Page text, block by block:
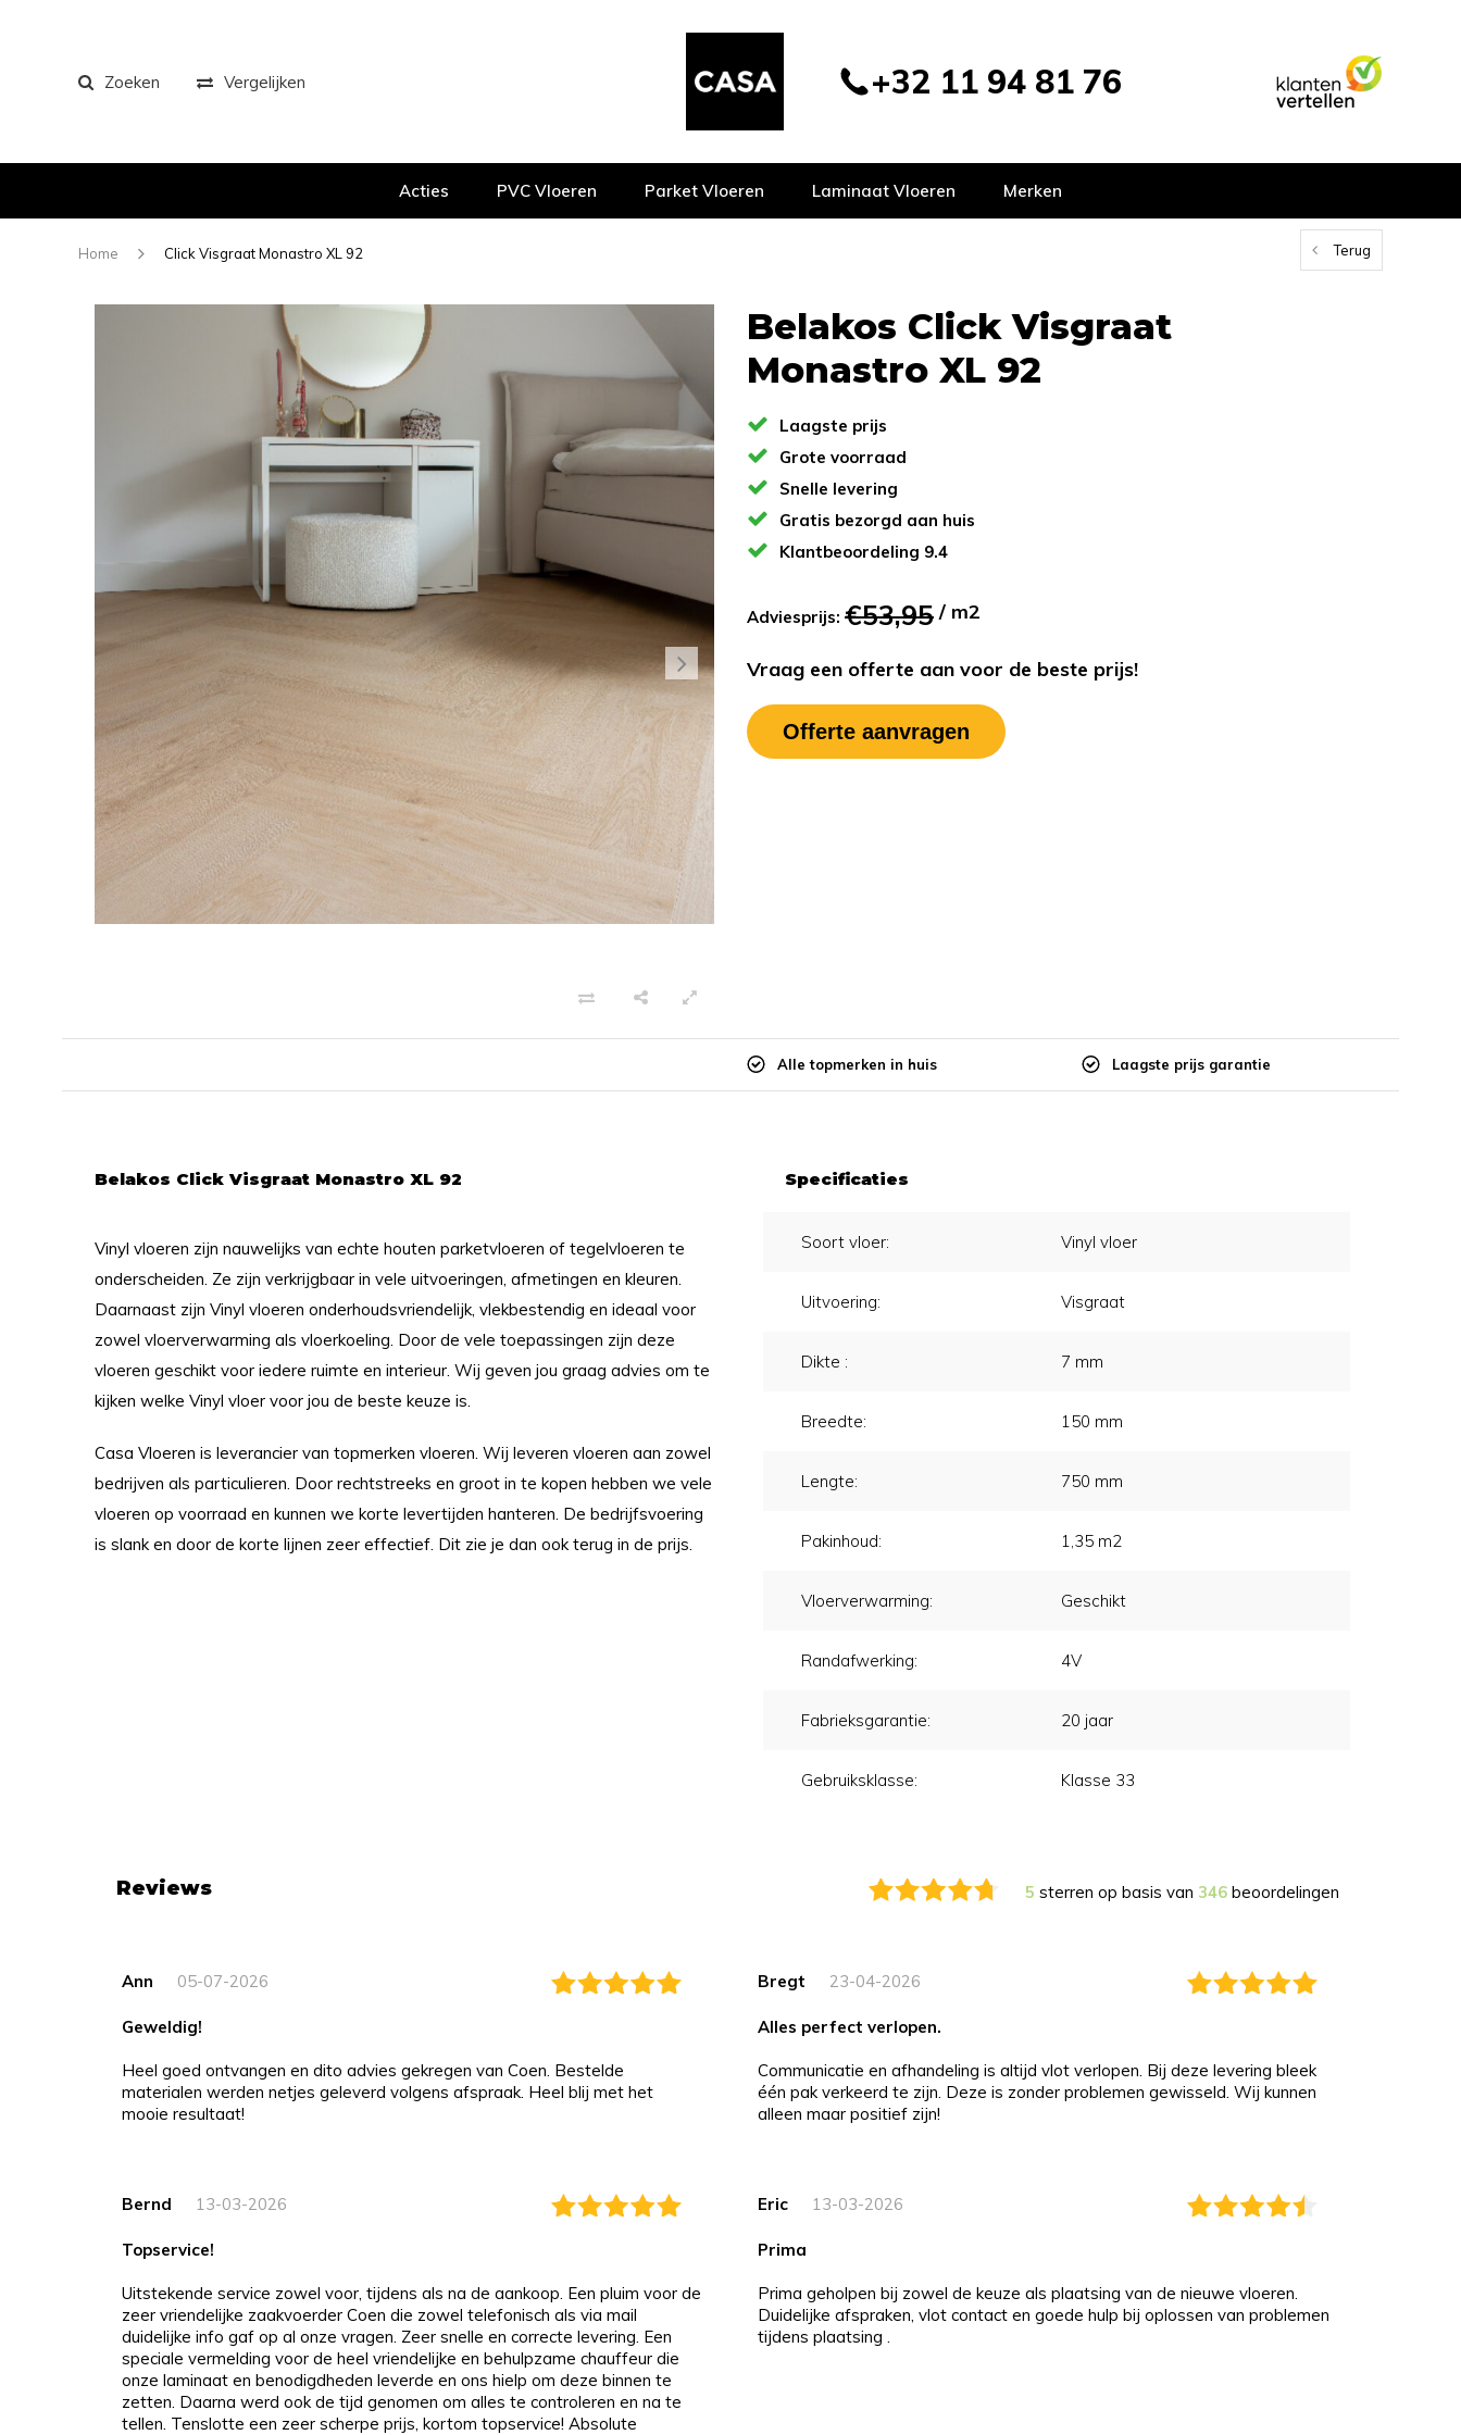
Zoeken Vergelijken +32 11 94 81 76
Acties PVC Vloeren Parket Vloeren Laminaat Vloeren Merken
Home Click Visgraat Monastro XL 92 Terug
Belakos Click Visgraat
Monastro XL 92
Laagste prijs
Grote voorraad
Snelle levering
Gratis bezorgd aan huis
Klantbeoordeling 9.4
Adviesprijs: €53,95 / m2
Vraag een offerte aan voor de beste prijs!
Offerte aanvragen
Alle topmerken in huis Laagste prijs garantie
Belakos Click Visgraat Monastro XL 92
Vinyl vloeren zijn nauwelijks van echte houten parketvloeren of tegelvloeren te
onderscheiden. Ze zijn verkrijgbaar in vele uitvoeringen, afmetingen en kleuren.
Daarnaast zijn Vinyl vloeren onderhoudsvriendelijk, vlekbestendig en ideaal voor
zowel vloerverwarming als vloerkoeling. Door de vele toepassingen zijn deze
vloeren geschikt voor iedere ruimte en interieur. Wij geven jou graag advies om te
kijken welke Vinyl vloer voor jou de beste keuze is.
Casa Vloeren is leverancier van topmerken vloeren. Wij leveren vloeren aan zowel
bedrijven als particulieren. Door rechtstreeks en groot in te kopen hebben we vele
vloeren op voorraad en kunnen we korte levertijden hanteren. De bedrijfsvoering
is slank en door de korte lijnen zeer effectief. Dit zie je dan ook terug in de prijs.
Specificaties
Soort vloer: Vinyl vloer
Uitvoering: Visgraat
Dikte : 7 mm
Breedte: 150 mm
Lengte: 750 mm
Pakinhoud: 1,35 m2
Vloerverwarming: Geschikt
Randafwerking: 4V
Fabrieksgarantie: 20 jaar
Gebruiksklasse: Klasse 33
Reviews 5 sterren op basis van 346 beoordelingen
Ann 05-07-2026
Geweldig!
Heel goed ontvangen en dito advies gekregen van Coen. Bestelde
materialen werden netjes geleverd volgens afspraak. Heel blij met het
mooie resultaat!
Bregt 23-04-2026
alles perfect verlopen.
Communicatie en afhandeling is altijd vlot verlopen. Bij deze levering bleek
één pak verkeerd te zijn. Deze is zonder problemen gewisseld. Wij kunnen
alleen maar positief zijn!
Bernd 13-03-2026
Topservice!
Uitstekende service zowel voor, tijdens als na de aankoop. Een pluim voor de
zeer vriendelijke zaakvoerder Coen die zowel telefonisch als via mail
duidelijke info gaf op al onze vragen. Zeer snelle en correcte levering. Een
speciale vermelding voor de heel vriendelijke en behulpzame chauffeur die
onze laminaat en benodigdheden leverde en ons hielp om deze binnen te
zetten. Daarna werd ook de tijd genomen om alles te controleren en na te
tellen. Tenslotte een zeer scherpe prijs, kortom topservice! Absolute
Eric 13-03-2026
prima
Prima geholpen bij zowel de keuze als plaatsing van de nieuwe vloeren.
Duidelijke afspraken, vlot contact en goede hulp bij oplossen van problemen
tijdens plaatsing .